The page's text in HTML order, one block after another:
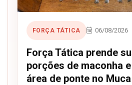
FORÇA TÁTICA 06/08/2026
Força Tática prende
porções de maconha
área de ponte no Muca